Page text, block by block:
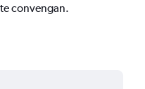
convengan.